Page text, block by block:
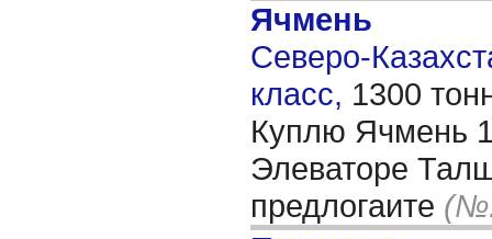
Ячмень
Северо-
класс, 1300
Куплю Ячмень
Элеваторе
предлогаите